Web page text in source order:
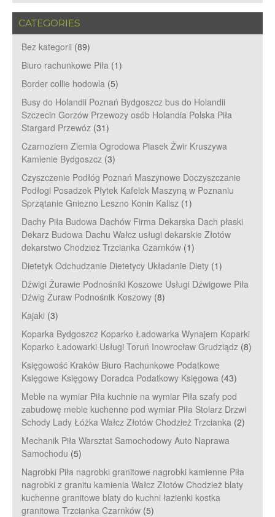
CATEGORIES
Bez kategorii (89)
Biuro rachunkowe Piła (1)
Border collie hodowla (5)
Busy do Holandii Poznań Bydgoszcz bus do Holandii
Szczecin Gorzów Przewozy osób Holandia Polska Piła
Stargard Przewóz (31)
Czarnoziem Ziemia Ogrodowa Piasek Żwir Kruszywa
Kamienie Bydgoszcz (3)
Czyszczenie Podłóg Poznań Maszynowe Doczyszczanie
Podłogi Posadzek Płytek Kafelek Maszyną w Poznaniu
Sprzątanie Gniezno Leszno Konin Kalisz (1)
Dachy Piła Budowa Dachów Firma Dekarska Dach płaski
Dekarz Budowa Dachu Wałcz usługi dekarskie Złotów
dekarstwo Chodzież Trzcianka Czarnków (1)
Dietetyk Odchudzanie Dietetycy Układanie Diety (1)
Dźwigi Żurawie Podnośniki Koszowe Usługi Dźwigowe Piła
Dźwig Żuraw Podnośnik Koszowy (8)
Kajaki (3)
Koparka Bydgoszcz Koparko Ładowarka Wynajem Koparki
Koparko Ładowarki Usługi Toruń Inowrocław Grudziądz (8)
Księgowość Kraków Biuro Rachunkowe Podatkowe
Księgowe Księgowy Doradca Podatkowy Księgowa (43)
Meble na wymiar Piła kuchnie na wymiar Piła szafy pod
zabudowę meble kuchenne pod wymiar Piła Stolarz Drzwi
Schody Lady Łóżka Wałcz Złotów Chodzież Trzcianka (2)
Mechanik Piła Warsztat Samochodowy Auto Naprawa
Samochodu (5)
Nagrobki Piła nagrobki granitowe nagrobki kamienne Piła
nagrobki z granitu kamienia Wałcz Złotów Chodzież blaty
kuchenne granitowe blaty do kuchni łazienki kostka
granitowa Trzcianka Czarnków (5)